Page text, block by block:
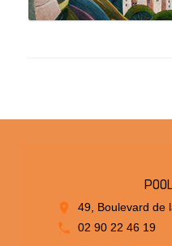
49, Boulevard de
02 90 22 46 19